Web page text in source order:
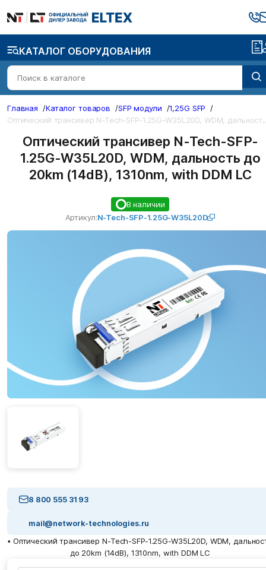
КАТАЛОГ ОБОРУДОВАНИЯ
Главная /Каталог товаров /SFP модули /1,25G SFP /
ический трансивер N-Tech-
Оптический трансивер N-Tech-SFP-
1.25G-W35L20D, WDM, дальность до
20km (14dB), 1310nm, with DDM LC
В наличии
Артикул:N-Tech-SFP-1.25G-W35L20D
8 800 555 31 93
mail@network-technologies.ru
• Оптический трансивер N-Tech-SFP-1.25G-W35L20D, WDM,
до 20km (14dB), 1310nm, with DDM LC